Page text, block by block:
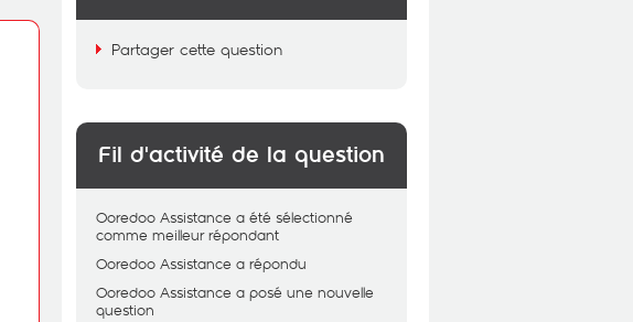
Partager cette question
Fil d'activité de la question
Ooredoo Assistance a été sélectionné
comme meilleur répondant
Ooredoo Assistance a répondu
Ooredoo Assistance a posé une nouvelle
question